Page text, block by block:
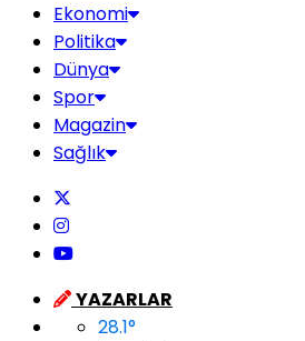
Ekonomi
Politika
Dünya
Spor
Magazin
Sağlık
YAZARLAR
28.1°